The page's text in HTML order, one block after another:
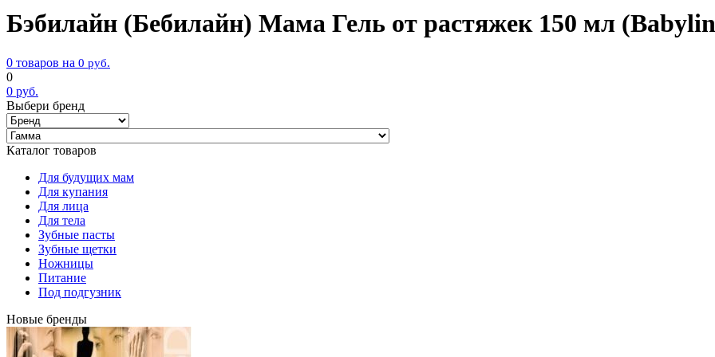
Бэбилайн (Бебилайн) Мама Гель от растяжек 150 мл
0 товаров на 0 руб.
0
0 руб.
Выбери бренд
Каталог товаров
Для будущих мам
Для купания
Для лица
Для тела
Зубные пасты
Зубные щетки
Ножницы
Питание
Под подгузник
Новые бренды